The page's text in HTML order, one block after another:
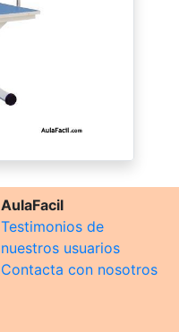
AulaFacil
Testimonios de
nuestros usuarios
Contacta con nosotros